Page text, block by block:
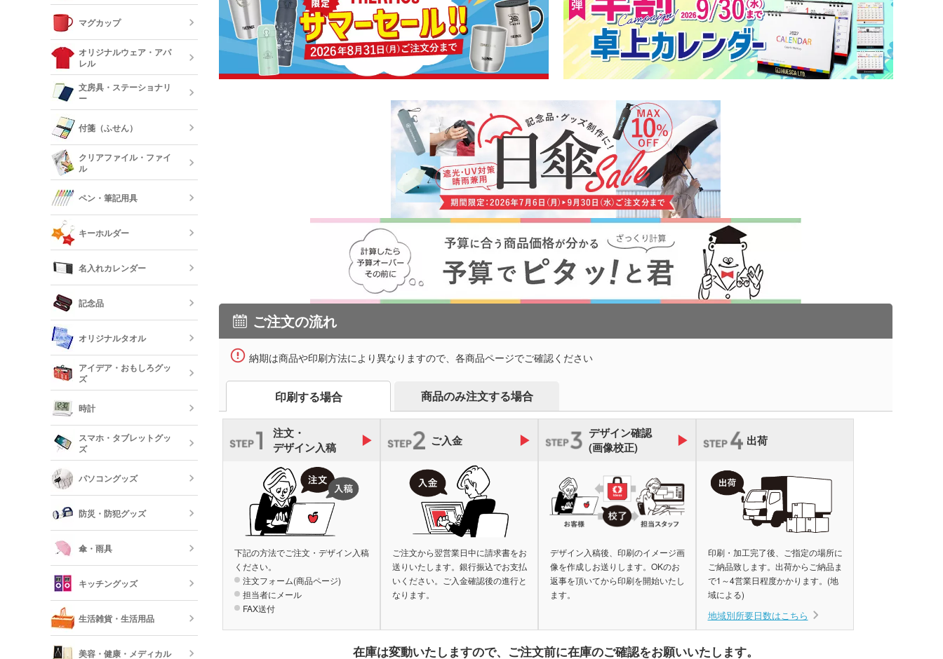
ご注文の流れ
納期は商品や印刷方法により異なりますので、各商品ページでご確認ください
印刷する場合 商品のみ注文する場合
注文・
デザイン入稿
下記の方法でご注文・デザイン入稿
ください。
注文フォーム(商品ページ)
担当者にメール
FAX送付
ご入金
ご注文から翌営業日中に請求書をお
送りいたします。銀行振込でお支払
いください。ご入金確認後の進行と
なります。
デザイン確認
(画像校正)
デザイン入稿後、印刷のイメージ画
像を作成しお送りします。OKのお
返事を頂いてから印刷を開始いたし
ます。
出荷
印刷・加工完了後、ご指定の場所に
ご納品致します。出荷からご納品ま
で1～4営業日程度かかります。(地
域による)
地域別所要日数はこちら
在庫は変動いたしますので、 ご注文前に在庫のご確認をお願いいたします。
巾着・リュック・ナップサ
ック
不織布トートバッグ
保冷バッグ・レジかごバッ
グ
ランチトートバッグ サコッシュ マルシェバッグ
デニムバッグ おしゃれトートバッグ
オーガニックコットンバッ
グ
ポリエステルトートバッグ
短納期エコバッグ・トート
バッグ・巾着
キャンバスポーチ ポリエステルポーチ クリア・ビニールポーチ
デニムポーチ 本革・レザー調ポーチ フラットポーチ
ポーチ
ステンレスタンブラー・ア
ルミタンブラー
台紙タンブラー（カスタム
デザインタンブラー）
プラスチックタンブラー
ステンレスボトル・マグボ
アルミボトル・マウンテン
スープジャー・フードポッ
ト
ミニボトル・ポケットボト
ル
オリジナルグラス・ビアグ
ラス
ボトルホルダー・ペットボ
トルホルダー
短納期タンブラー・ボトル
マグカップ
陶器マグカップ・磁器マグ
ガラスマグカップ
プラスチックマグカップ・
湯のみ
オリジナルウェア・アパ
レル
オリジナルポロシャツ(半
袖・長袖)
オリジナルドライTシャツ・
ドライウェア(半袖・長袖)
オリジナルキッズウェア オリジナルユニフォーム
文房具・ステーショナリ
ー
ノート・手帳 マグネット
バインダー・クリップボー
ド
フォトフレーム
ペンケース・筆箱 ペン立て・トレイ
カードケース・カードホル
ケース・マルチケース
ブックカバー・ルーペ・し
おり
定規・メジャー
短納期文房具・ステーショナ
付箋（ふせん）
ノベルティ付箋 短納期付箋（ふせん）
クリアファイル・ファイ
ル
オリジナルクリアファイル
名入れクリアファイル（箔
押し・シルク）
ドキュメントファイル・そ
の他ファイル
ペン・筆記用具
ジェットストリーム ボールペン(単色)
多機能ペン(タッチ・シャー
プペン付など)
多色ペン シャープペン
万年筆 サインペン・筆ペン マーカー・蛍光ペン
クレヨン・色鉛筆・鉛筆
短納期ボールペン
キーホルダー
レザーキーホルダー・革製
メタルキーホルダー・金属
木製キーホルダー・ウッド
反射板キーホルダー・リフ
レクターキーホルダー
名入れカレンダー
卓上カレンダー
記念品
記念品 タンブラー 記念品 マグカップ
記念品 グラス 記念品 バッグ
記念品 ステーショナリ
ー・文房具
記念品 ボールペン・筆記
記念品 タオル
記念品 写真立て・フォト
フレーム
記念品 モバイルバッテリ
ー・充電器
記念品 USBグッズ
記念品 印鑑ケース・ネー
ムペン・朱肉
記念品 キーホルダー
記念品 傘・日傘
オリジナルタオル
オリジナルフェイスタオル オリジナルハンカチタオル
オリジナルハンドタオル オリジナルマフラータオル オリジナルスポーツタオル
オリジナルバスタオル 名入れタオル・粗品タオル ノベルティタオル
短納期オリジナルタオル
アイデア・おもしろグッ
ズ
時計
スマホ・タブレットグッ
ズ
モバイルバッテリー・充電
器
タッチペン タブレットケース
イヤホン・スピーカー
ロファイバークロス
モバイル スマホケース スマホリング スマホ関連アクセサリー
パソコングッズ
USBグッズ マウスパッド
防災・防犯グッズ
防災セット・非常持出袋
ライト・LEDライト・懐中
電灯
ラジオ
反射板・リフレクター
傘・雨具
傘
キッチングッズ
ランチボックス・お弁当
箱・フードポット
生活雑貨・生活用品
美容・健康・メディカル